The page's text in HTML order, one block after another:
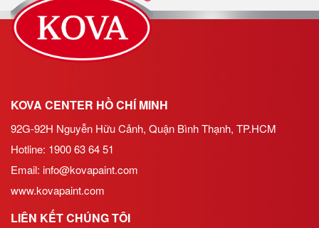
KOVA CENTER HỒ CHÍ MINH
92G-92H Nguyễn Hữu Cảnh, Quận Bình Thạnh, TP.HCM
Hotline: 1900 63 64 51
Email: info@kovapaint.com
www.kovapaint.com
LIÊN KẾT CHÚNG TÔI